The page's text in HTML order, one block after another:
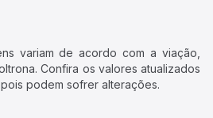
variam de acordo com a viação,
Confira os valores atualizados
podem sofrer alterações.